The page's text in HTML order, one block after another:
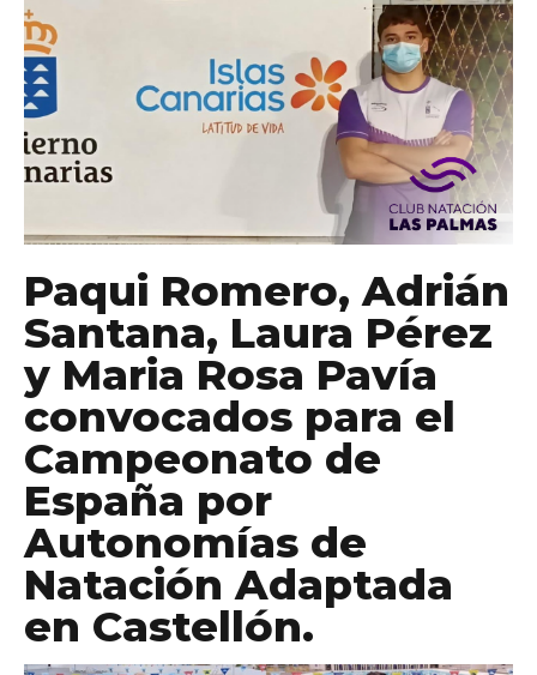
Paqui Romero, Adrián
Santana, Laura Pérez
y Maria Rosa Pavía
convocados para el
Campeonato de
España por
Autonomías de
Natación Adaptada
en Castellón.